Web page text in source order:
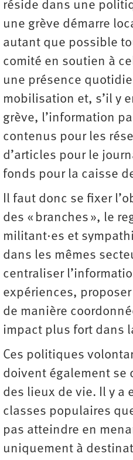
réside dans une
une grève démarre
autant que possible
comité en soutien à
une présence
mobilisation et, s’il y
grève, l’information
contenus pour les
d’articles pour le
fonds pour la caisse
Il faut donc se fixer
des « branches », le
militant·es et
dans les mêmes
centraliser
expériences,
de manière
impact plus fort dans
Ces politiques
doivent également se
des lieux de vie. Il y a
classes populaires
pas atteindre en
uniquement à